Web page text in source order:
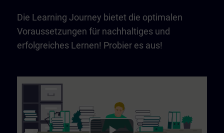
Die Learning Journey bietet die optimalen
Voraussetzungen für nachhaltiges und
erfolgreiches Lernen! Probier es aus!